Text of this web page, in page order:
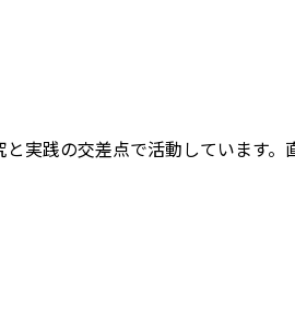
実践の交差点で活動しています